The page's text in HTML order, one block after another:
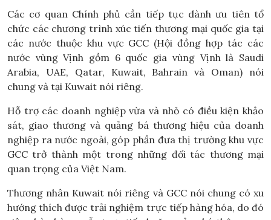
Các cơ quan Chính phủ cần tiếp tục dành ưu tiên tổ
chức các chương trình xúc tiến thương mại quốc gia tại
các nước thuộc khu vực GCC (Hội đồng hợp tác các
nước vùng Vịnh gồm 6 quốc gia vùng Vịnh là Saudi
Arabia, UAE, Qatar, Kuwait, Bahrain và Oman) nói
chung và tại Kuwait nói riêng.
Hỗ trợ các doanh nghiệp vừa và nhỏ có điều kiện khảo
sát, giao thương và quảng bá thương hiệu của doanh
nghiệp ra nước ngoài, góp phần đưa thị trường khu vực
GCC trở thành một trong những đối tác thương mại
quan trọng của Việt Nam.
Thương nhân Kuwait nói riêng và GCC nói chung có xu
hướng thích được trải nghiệm trực tiếp hàng hóa, do đó